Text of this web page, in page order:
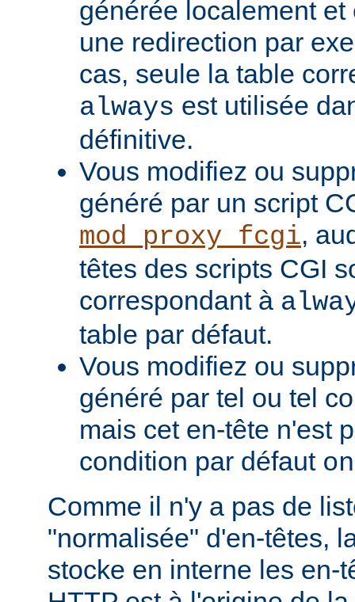
générée localement
une redirection par
cas, seule la table
always est utilisée
définitive.
Vous modifiez ou
généré par un script
mod_proxy_fcgi,
têtes des scripts CGI
correspondant à
table par défaut.
Vous modifiez ou
généré par tel ou tel
mais cet en-tête n'est
condition par défaut
Comme il n'y a pas de
"normalisée" d'en-têtes,
stocke en interne les en-